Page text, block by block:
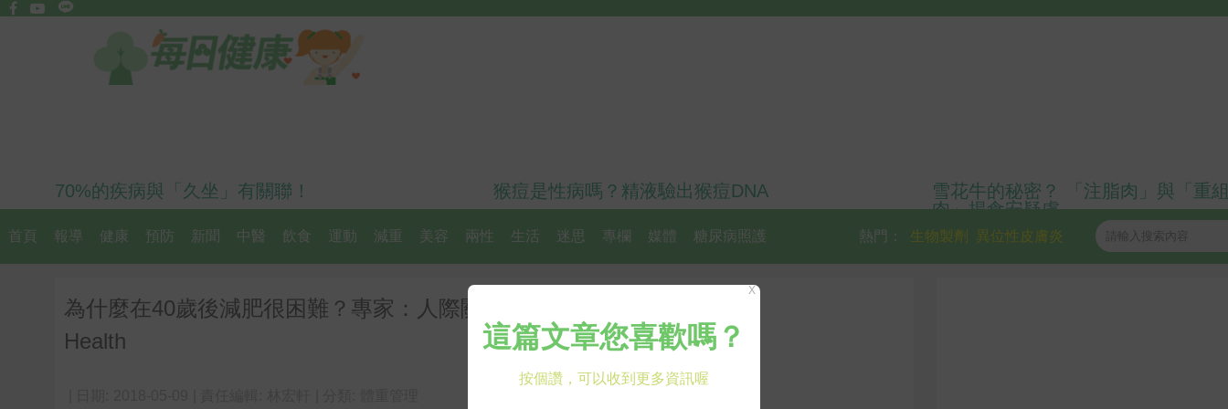
70%的疾病與「久坐」有關聯！ 猴痘是性病嗎？精液驗出猴痘DNA
雪花牛的秘密？ 「注脂肉」與「重
肉」揭食安疑慮
首頁 報導 健康 預防 新聞 中醫 飲食 運動 減重 美容 兩性 生活 迷思 專欄 媒體 糖尿病照護 異位性皮膚炎
生物製劑
熱門：
為什麼在40歲後減肥很困難？專家：人際關係可能是關鍵｜每日健康
Health
X